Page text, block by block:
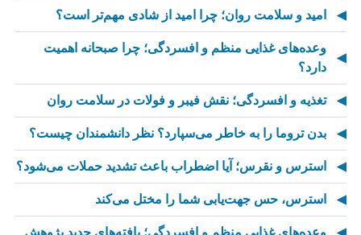
امید و سلامت روان؛ چرا امید از شادی مهم‌تر است؟
وعده‌های غذایی منظم و افسردگی؛ چرا صبحانه اهمیت
دارد؟
تغذیه و افسردگی؛ نقش فیبر و فولات در سلامت روان
بدن تروما را به خاطر می‌سپارد؟ نظر دانشمندان چیست؟
استرس و نقرس؛ آیا اضطراب باعث تشدید حملات می‌شود؟
استرس، حس جهت‌یابی شما را مختل می‌کند